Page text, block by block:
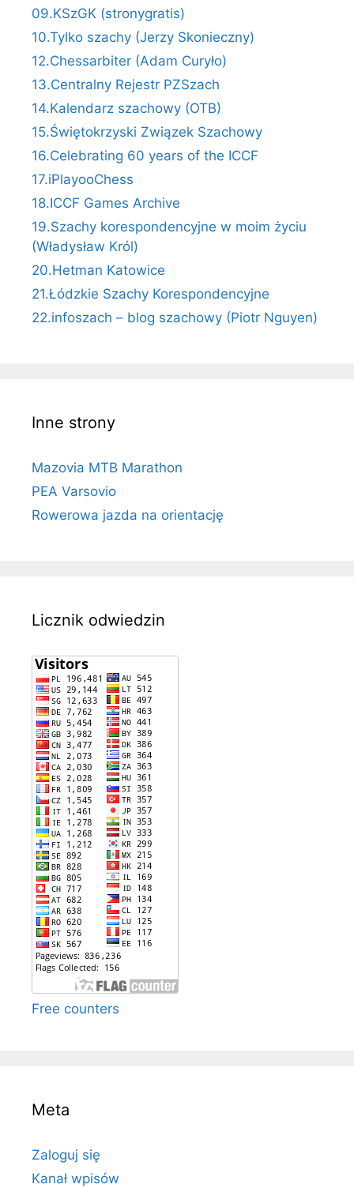
09.KSzGK (stronygratis)
10.Tylko szachy (Jerzy Skonieczny)
12.Chessarbiter (Adam Curyło)
13.Centralny Rejestr PZSzach
14.Kalendarz szachowy (OTB)
15.Świętokrzyski Związek Szachowy
16.Celebrating 60 years of the ICCF
17.iPlayooChess
18.ICCF Games Archive
19.Szachy korespondencyjne w moim życiu
(Władysław Król)
20.Hetman Katowice
21.Łódzkie Szachy Korespondencyjne
22.infoszach – blog szachowy (Piotr Nguyen)
Inne strony
Mazovia MTB Marathon
PEA Varsovio
Rowerowa jazda na orientację
Licznik odwiedzin
Free counters
Meta
Zaloguj się
Kanał wpisów